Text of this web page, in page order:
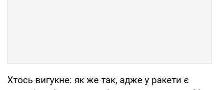
Хтось вигукне: як же так, адже у ракети є